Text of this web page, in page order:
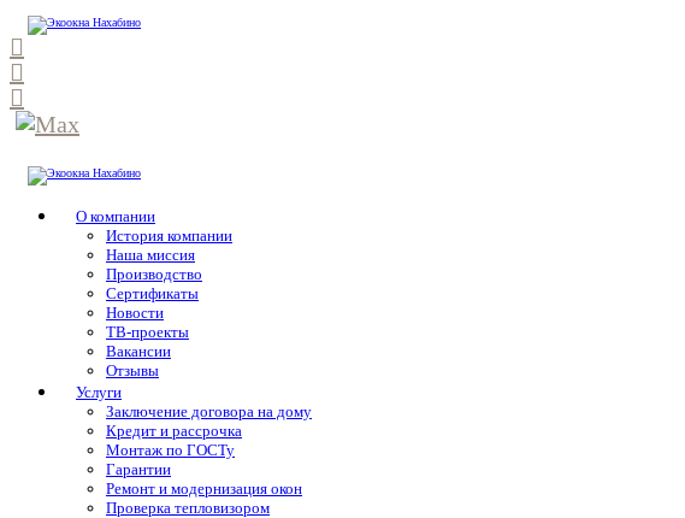
О компании
История компании
Наша миссия
Производство
Сертификаты
Новости
ТВ-проекты
Вакансии
Отзывы
Услуги
Заключение договора на дому
Кредит и рассрочка
Монтаж по ГОСТу
Гарантии
Ремонт и модернизация окон
Проверка тепловизором